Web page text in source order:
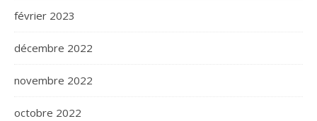
février 2023
décembre 2022
novembre 2022
octobre 2022